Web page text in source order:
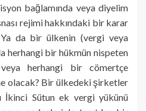
bağlamında veya diyelim
rejimi hakkındaki bir karar
Ya da bir ülkenin (vergi veya
herhangi bir hükmün nispeten
veya herhangi bir cömertçe
olacak? Bir ülkedeki şirketler
İkinci Sütun ek vergi yükünü